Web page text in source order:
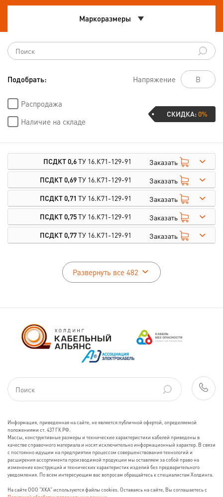
Маркоразмеры
Подобрать: Напряжение
Распродажа
Наличие на складе
СКИДКА:0%
ПСДКТ 0,6ТУ 16.К71-129-91
Заказать
ПСДКТ 0,69ТУ 16.К71-129-91
Заказать
ПСДКТ 0,71 ТУ 16.К71-129-91
Заказать
ПСДКТ 0,75ТУ 16.К71-129-91
Заказать
ПСДКТ 0,77ТУ 16.К71-129-91 Заказать
Развернуть все 482
Информация, приведенная на сайте, не является публичной офертой, определяемой
положениями ст. 437 ГК РФ.
Массы, конструктивные размеры и технические характеристики кабелей приведены в
качестве справочного материала и носят исключительно информационный характер. В связи
с постоянно идущим на предприятии процессом совершенствования технологий и
расширения ассортимента производимой продукции мы оставляем за собой право на
изменение конструкций и технических характеристик изделий без предварительного
уведомления. По всем интересующим вас вопросам обращайтесь к специалистам Холдинга.
На сайте ООО "ХКА" используются файлы cookies. Оставаясь на сайте, Вы соглашаетесь с